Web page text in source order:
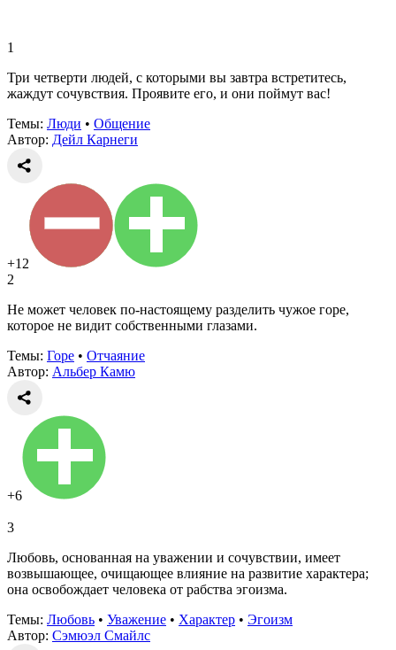
1
Три четверти людей, с которыми вы завтра встретитесь,
жаждут сочувствия. Проявите его, и они поймут вас!
Темы: Люди • Общение
Автор: Дейл Карнеги
+12
2
Не может человек по-настоящему разделить чужое горе,
которое не видит собственными глазами.
Темы: Горе • Отчаяние
Автор: Альбер Камю
+6
3
Любовь, основанная на уважении и сочувствии, имеет
возвышающее, очищающее влияние на развитие характера;
она освобождает человека от рабства эгоизма.
Темы: Любовь • Уважение • Характер • Эгоизм
Автор: Сэмюэл Смайлс